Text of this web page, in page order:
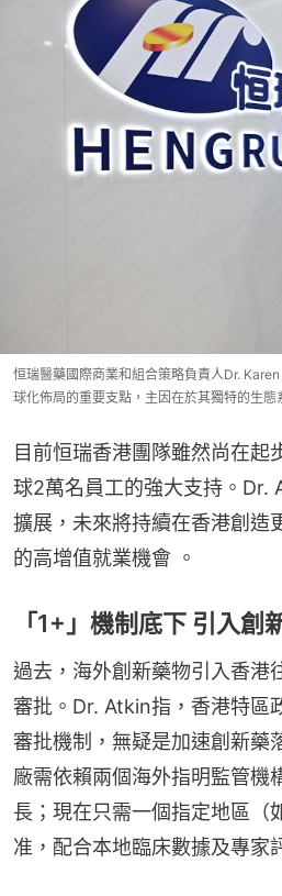
恒瑞醫藥國際商業和組合策略負責人Dr.
球化佈局的重要支點，主因在於其獨特的生態
目前恒瑞香港團隊雖然尚在起
球2萬名員工的強大支持。Dr.
擴展，未來將持續在香港創造
的高增值就業機會 。
「1+」機制底下 引入創
過去，海外創新藥物引入香港
審批。Dr. Atkin指，香港特區
審批機制，無疑是加速創新藥
廠需依賴兩個海外指明監管機
長；現在只需一個指定地區（
准，配合本地臨床數據及專家